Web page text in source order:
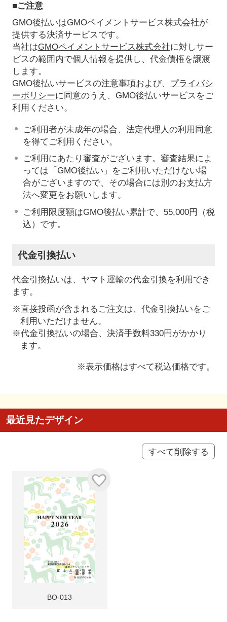
■ご注意
GMO後払いはGMOペイメントサービス株式会社が
提供する決済サービスです。
当社はGMOペイメントサービス株式会社に対しサー
ビスの範囲内で個人情報を提供し、代金債権を譲渡
します。
GMO後払いサービスの注意事項および、 プライバシ
ーポリシーに同意のうえ、GMO後払いサービスをご
利用ください。
ご利用者が未成年の場合、法定代理人の利用同意
を得てご利用ください。
ご利用にあたり審査がございます。審査結果によ
っては「GMO後払い」をご利用いただけない場
合がございますので、その場合には別のお支払方
法へ変更をお願いします。
ご利用限度額はGMO後払い累計で、55,000円（税
込）です。
代金引換払い
代金引換払いは、ヤマト運輸の代金引換を利用でき
ます。
※直接投函が含まれるご注文は、代金引換払いをご
利用いただけません。
※代金引換払いの場合、決済手数料330円がかかり
ます。
※表示価格はすべて税込価格です。
最近見たデザイン
すべて削除する
BO-013